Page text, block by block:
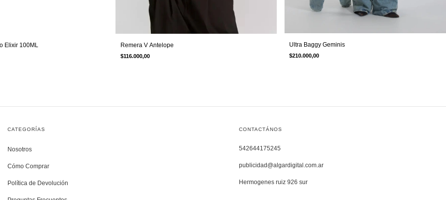
Elixir 100ML Remera V Antelope
$116.000,00
Ultra Baggy Geminis
$210.000,00
CATEGORÍAS
Nosotros
Cómo Comprar
Política de Devolución
CONTACTÁNOS
542644175245
publicidad@algardigital.com.ar
Hermogenes ruiz 926 sur